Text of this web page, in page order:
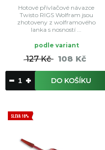
Hotové přívlačové návazce
Twisto RIGS Wolfram jsou
zhotoveny z wolframového
lanka s nosností ...
podle variant
127 Kč 108 Kč
DO KOŠÍKU
SLEVA 16%